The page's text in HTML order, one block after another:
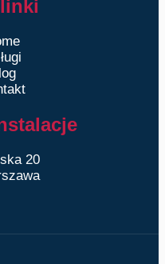
20